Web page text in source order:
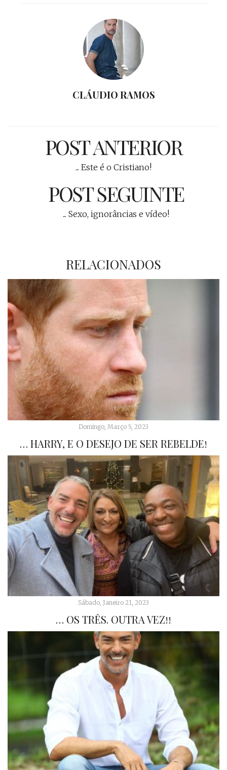
CLÁUDIO RAMOS
POST ANTERIOR
... Este é o Cristiano!
POST SEGUINTE
... Sexo, ignorâncias e vídeo!
RELACIONADOS
Domingo, Março 5, 2023
… HARRY, E O DESEJO DE SER REBELDE!
Sábado, Janeiro 21, 2023
… OS TRÊS. OUTRA VEZ!!